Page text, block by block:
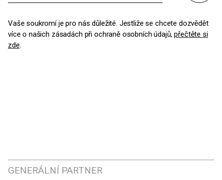
Vaše soukromí je pro nás důležité. Jestliže se chcete dozvědět
více o našich zásadách při ochraně osobních údajů,přečtěte si
zde.
GENERÁLNÍ PARTNER